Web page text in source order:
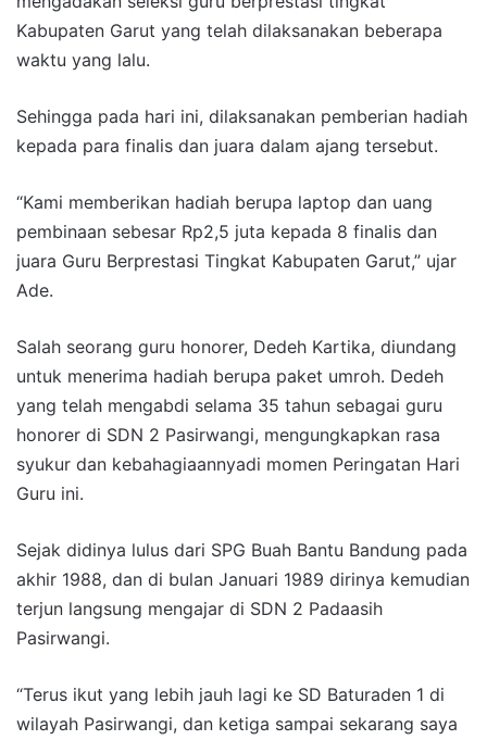
Kabupaten Garut yang telah dilaksanakan beberapa
waktu yang lalu.
Sehingga pada hari ini, dilaksanakan pemberian hadiah
kepada para finalis dan juara dalam ajang tersebut.
“Kami memberikan hadiah berupa laptop dan uang
pembinaan sebesar Rp2,5 juta kepada 8 finalis dan
juara Guru Berprestasi Tingkat Kabupaten Garut,” ujar
Ade.
Salah seorang guru honorer, Dedeh Kartika, diundang
untuk menerima hadiah berupa paket umroh. Dedeh
yang telah mengabdi selama 35 tahun sebagai guru
honorer di SDN 2 Pasirwangi, mengungkapkan rasa
syukur dan kebahagiaannyadi momen Peringatan Hari
Guru ini.
Sejak didinya lulus dari SPG Buah Bantu Bandung pada
akhir 1988, dan di bulan Januari 1989 dirinya kemudian
terjun langsung mengajar di SDN 2 Padaasih
Pasirwangi.
“Terus ikut yang lebih jauh lagi ke SD Baturaden 1 di
wilayah Pasirwangi, dan ketiga sampai sekarang saya